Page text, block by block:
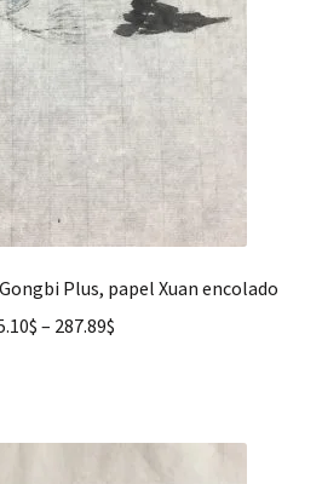
Plus, papel Xuan encolado
$ – 287.89$